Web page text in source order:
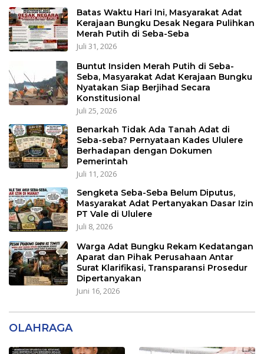
Batas Waktu Hari Ini, Masyarakat Adat
Kerajaan Bungku Desak Negara Pulihkan
Merah Putih di Seba-Seba
Juli 31, 2026
Buntut Insiden Merah Putih di Seba-
Seba, Masyarakat Adat Kerajaan Bungku
Nyatakan Siap Berjihad Secara
Konstitusional
Juli 25, 2026
Benarkah Tidak Ada Tanah Adat di
Seba-seba? Pernyataan Kades Ululere
Berhadapan dengan Dokumen
Pemerintah
Juli 11, 2026
Sengketa Seba-Seba Belum Diputus,
Masyarakat Adat Pertanyakan Dasar Izin
PT Vale di Ululere
Juli 8, 2026
Warga Adat Bungku Rekam Kedatangan
Aparat dan Pihak Perusahaan Antar
Surat Klarifikasi, Transparansi Prosedur
Dipertanyakan
Juni 16, 2026
OLAHRAGA